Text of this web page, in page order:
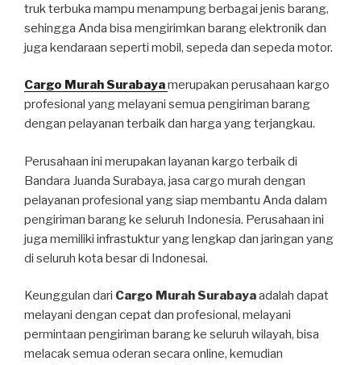
truk terbuka mampu menampung berbagai jenis barang,
sehingga Anda bisa mengirimkan barang elektronik dan
juga kendaraan seperti mobil, sepeda dan sepeda motor.
Cargo Murah Surabayamerupakan perusahaan kargo
profesional yang melayani semua pengiriman barang
dengan pelayanan terbaik dan harga yang terjangkau.
Perusahaan ini merupakan layanan kargo terbaik di
Bandara Juanda Surabaya, jasa cargo murah dengan
pelayanan profesional yang siap membantu Anda dalam
pengiriman barang ke seluruh Indonesia. Perusahaan ini
juga memiliki infrastuktur yang lengkap dan jaringan yang
di seluruh kota besar di Indonesai.
Keunggulan dari Cargo Murah Surabayaadalah dapat
melayani dengan cepat dan profesional, melayani
permintaan pengiriman barang ke seluruh wilayah, bisa
melacak semua oderan secara online, kemudian